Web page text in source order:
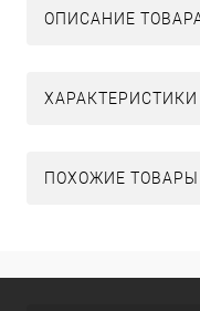
ОПИСАНИЕ
ХАРАКТЕРИСТИКИ
ПОХОЖИЕ ТОВАРЫ